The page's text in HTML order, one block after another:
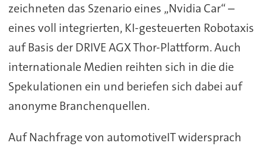
zeichneten das Szenario eines „Nvidia Car“ –
eines voll integrierten, KI-gesteuerten Robotaxis
auf Basis der DRIVE AGX Thor-Plattform. Auch
internationale Medien reihten sich in die die
Spekulationen ein und beriefen sich dabei auf
anonyme Branchenquellen.
Auf Nachfrage von automotiveIT widersprach